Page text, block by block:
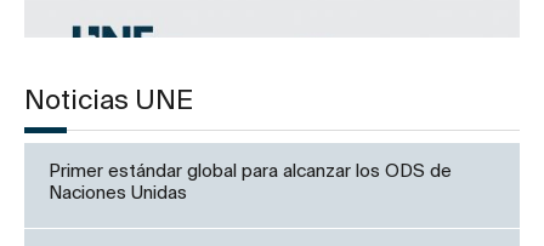
Noticias UNE
Primer estándar global para alcanzar los ODS de
Naciones Unidas